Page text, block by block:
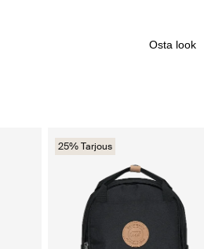
25% Tarjous
Osta look